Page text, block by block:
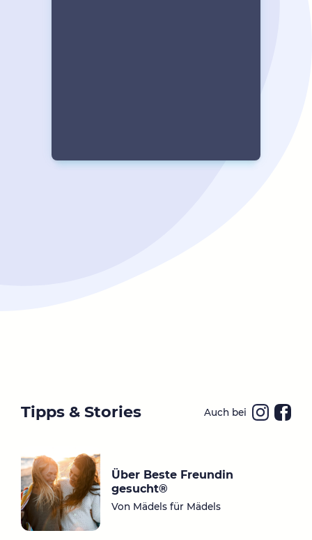
Tipps & Stories Auch bei
Über Beste Freundin
gesucht®
Von Mädels für Mädels